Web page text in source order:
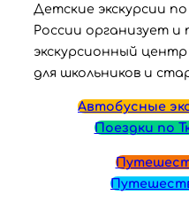
Детские экскурсии
России организует
экскурсионный центр
для школьников и
Автобусные
Поездки по